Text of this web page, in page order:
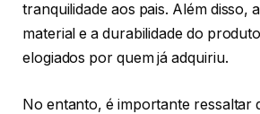
tranquilidade aos pais. Além disso,
material e a durabilidade do
elogiados por quem já adquiriu.
No entanto, é importante ressaltar